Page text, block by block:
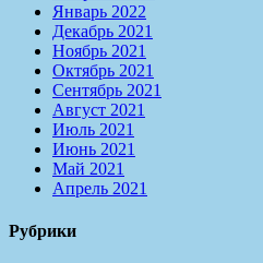
Январь 2022
Декабрь 2021
Ноябрь 2021
Октябрь 2021
Сентябрь 2021
Август 2021
Июль 2021
Июнь 2021
Май 2021
Апрель 2021
Рубрики